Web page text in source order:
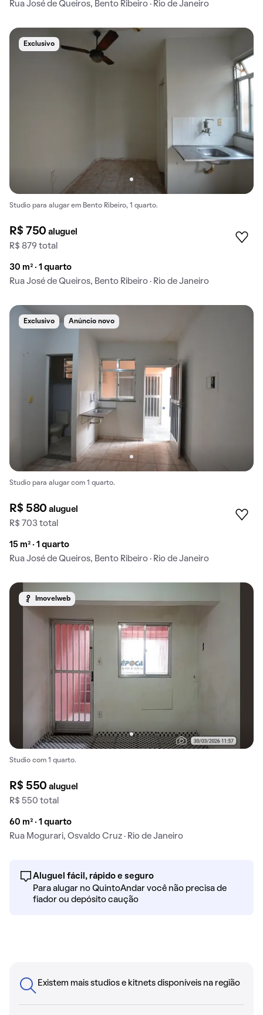
Rua José de Queiros, Bento Ribeiro · Rio de Janeiro
Exclusivo
Studio para alugar em Bento Ribeiro, 1 quarto.
R$ 750aluguel
R$ 879 total
30 m² · 1 quarto
Rua José de Queiros, Bento Ribeiro · Rio de Janeiro
Exclusivo Anúncio novo
Studio para alugar com 1 quarto.
R$ 580aluguel
R$ 703 total
15 m² · 1 quarto
Rua José de Queiros, Bento Ribeiro · Rio de Janeiro
Imovelweb
Studio com 1 quarto.
R$ 550aluguel
R$ 550 total
60 m² · 1 quarto
Rua Mogurari, Osvaldo Cruz · Rio de Janeiro
Aluguel fácil, rápido e seguro
Para alugar no QuintoAndar você não precisa de
fiador ou depósito caução
Existem mais studios e kitnets disponíveis na região